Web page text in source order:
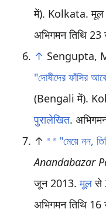
में). Kolkata. मूल
अभिगमन तिथि
↑ Sengupta,
"দোষীদের ফাঁসির
(Bengali में).
पुरालेखित.
↑
अ आ "মেয়ে নন,
Anandabazar
जून 2013.मूलसे
अभिगमन तिथि